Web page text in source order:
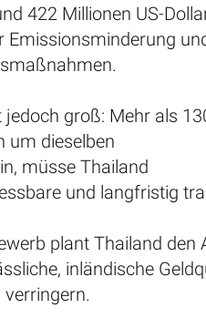
422 Millionen US-
Emissionsminderung
groß: Mehr als
um dieselben
müsse Thailand
und langfristig
plant Thailand
inländische